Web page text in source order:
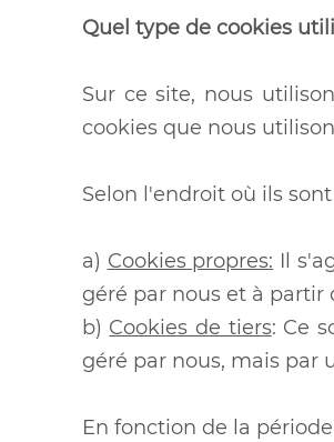
Quel type de cookies
Sur ce site, nous
cookies que nous
Selon l'endroit où ils
a) Cookies propres: Il
géré par nous et à
b) Cookies de tiers: Ce
géré par nous, mais par
En fonction de la